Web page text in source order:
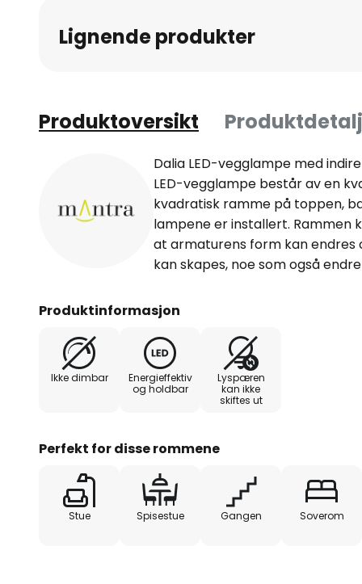
Lignende produkter
Produktoversikt
Dalia LED-vegglampe med
LED-vegglampe består av en
kvadratisk ramme på toppen,
lampene er installert. Rammen
at armaturens form kan
kan skapes, noe som også
Produktinformasjon
Ikke dimbar
Energieffektiv
og holdbar
Lyspæren
kan ikke
skiftes ut
Perfekt for disse rommene
Stue Spisestue Gangen Soverom